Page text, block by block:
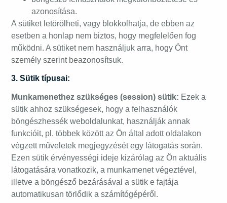
azonosítása.
A sütiket letörölheti, vagy blokkolhatja, de ebben az
esetben a honlap nem biztos, hogy megfelelően fog
működni. A sütiket nem használjuk arra, hogy Önt
személy szerint beazonosítsuk.
3. Sütik típusai:
Munkamenethez szükséges (session) sütik: Ezek a
sütik ahhoz szükségesek, hogy a felhasználók
böngészhessék weboldalunkat, használják annak
funkcióit, pl. többek között az Ön által adott oldalakon
végzett műveletek megjegyzését egy látogatás során.
Ezen sütik érvényességi ideje kizárólag az Ön aktuális
látogatására vonatkozik, a munkamenet végeztével,
illetve a böngésző bezárásával a sütik e fajtája
automatikusan törlődik a számítógépéről.